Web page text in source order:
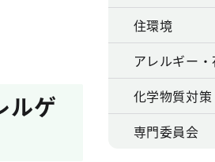
ルゲ
住環境
アレルギー
化学物質対策
専門委員会